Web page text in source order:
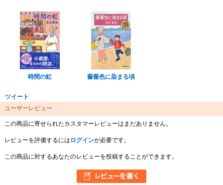
時間の虹 薔薇色に染まる頃
ツイート
ユーザーレビュー
この商品に寄せられたカスタマーレビューはまだありません。
レビューを評価するには ログインが必要です。
この商品に対するあなたのレビューを投稿することができます。